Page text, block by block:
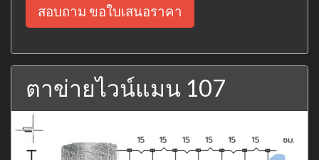
สอบถาม ขอใบเสนอราคา
ตาข่ายไวน์แมน 107